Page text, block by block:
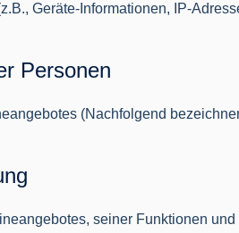
Geräte-Informationen, IP-
Personen
(Nachfolgend
seiner Funktionen und